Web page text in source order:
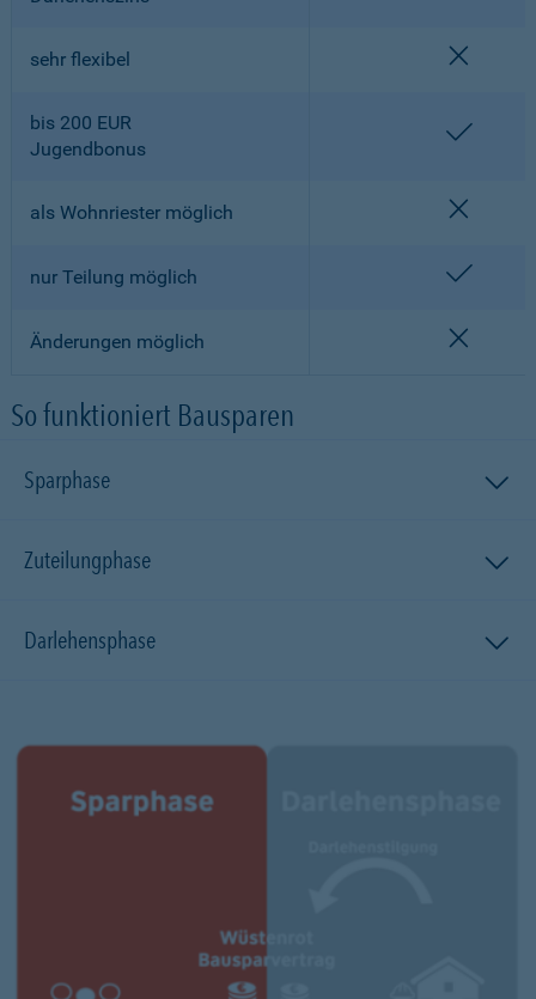
sehr flexibel
bis 200 EUR
Jugendbonus
als Wohnriester möglich
nur Teilung möglich
Änderungen möglich
So funktioniert Bausparen
Sparphase
Zuteilungphase
Darlehensphase